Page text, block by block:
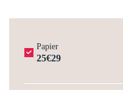
Papier
25€29